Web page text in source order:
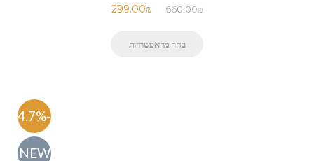
660.00₪
299.00₪
בחר מהאפשרויות
-54.7%
NEW